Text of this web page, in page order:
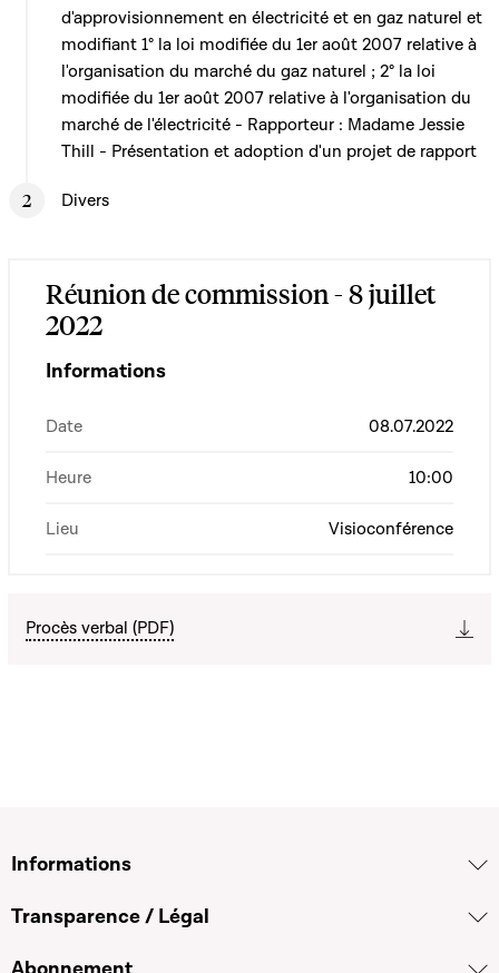
d'approvisionnement en électricité et en gaz naturel et
modifiant 1° la loi modifiée du 1er août 2007 relative à
l'organisation du marché du gaz naturel ; 2° la loi
modifiée du 1er août 2007 relative à l'organisation du
marché de l'électricité - Rapporteur : Madame Jessie
Thill - Présentation et adoption d'un projet de rapport
Divers
Réunion de commission - 8 juillet
2022
Informations
Date 08.07.2022
Heure 10:00
Lieu Visioconférence
Procès verbal (PDF)
Informations
Transparence / Légal